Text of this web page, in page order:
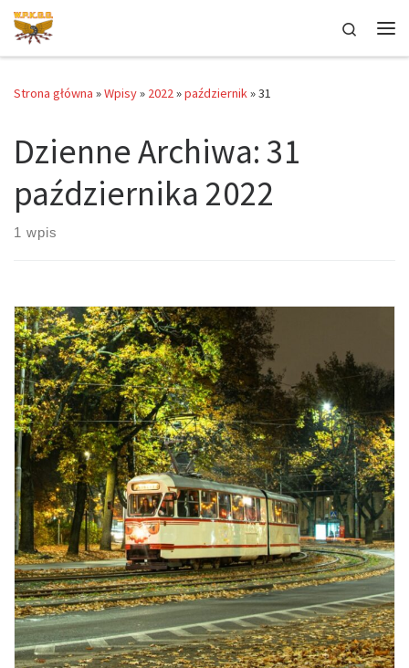
Przejdź do treści
Search
Strona główna »Wpisy» 2022»październik»31
Dzienne Archiwa:31
października 2022
1 wpis